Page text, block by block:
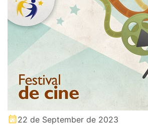
22 de September de 2023